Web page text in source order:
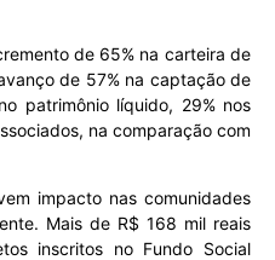
de 65% na carteira de
de 57% na captação de
patrimônio líquido, 29% nos
na comparação com
impacto nas comunidades
Mais de R$ 168 mil reais
inscritos no Fundo Social